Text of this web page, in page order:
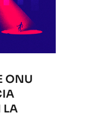
ONU
LA